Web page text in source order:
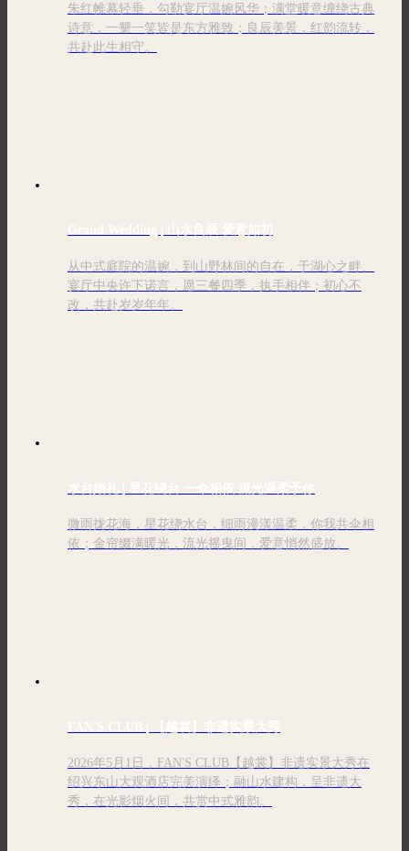
朱红帷幕轻垂，勾勒宴厅温婉风华；满堂暖意缠绕古典
诗意，一颦一笑皆是东方雅致；良辰美景，红韵流转，
共赴此生相守。
Grand Wedding | 山水良辰 爱意如初
从中式庭院的温婉，到山野林间的自在，于湖心之畔、
宴厅中央许下诺言，愿三餐四季，执手相伴；初心不
改，共赴岁岁年年。
水台婚礼 | 星花绕台 一伞相依 流光温柔予你
微雨拢花海，星花绕水台，细雨漫漾温柔，你我共伞相
依；金帘缀满暖光，流光摇曳间，爱意悄然盛放。
FAN'S CLUB | 【越裳】非遗实景大秀
2026年5月1日，FAN'S CLUB【越裳】非遗实景大秀在
绍兴东山大观酒店完美演绎；融山水建构，呈非遗大
秀，在光影烟火间，共赏中式雅韵。